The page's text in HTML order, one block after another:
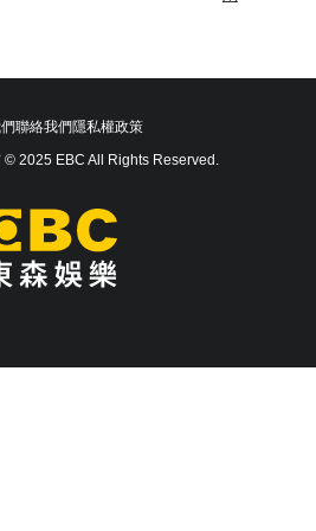
聯絡我們隱私權政策
© 2025 EBC All Rights Reserved.